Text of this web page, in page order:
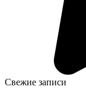
Свежие записи